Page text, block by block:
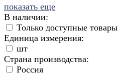
показать еще
В наличии:
Только доступные товары
Единица измерения:
шт
Страна производства:
Россия